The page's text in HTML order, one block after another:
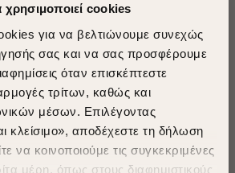
χρησιμοποιεί cookies
για να βελτιώνουμε συνεχώς
σας και να σας προσφέρουμε
όταν επισκέπτεστε
τρίτων, καθώς και
μέσων. Επιλέγοντας
κλείσιμο», αποδέχεστε τη δήλωση
να κοινοποιούμε τις συγκεκριμένες
μέρη, όπως στους διαφημιστικούς
Season of Style
SALE